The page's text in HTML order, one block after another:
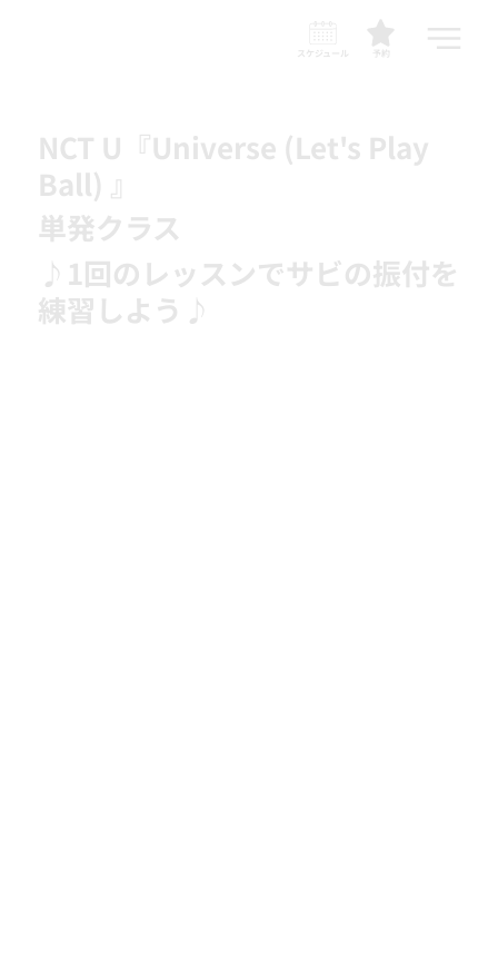
予約
スケジュール
NCT U『Universe (Let's Play
Ball) 』
単発クラス
♪1回のレッスンでサビの振付を
練習しよう♪